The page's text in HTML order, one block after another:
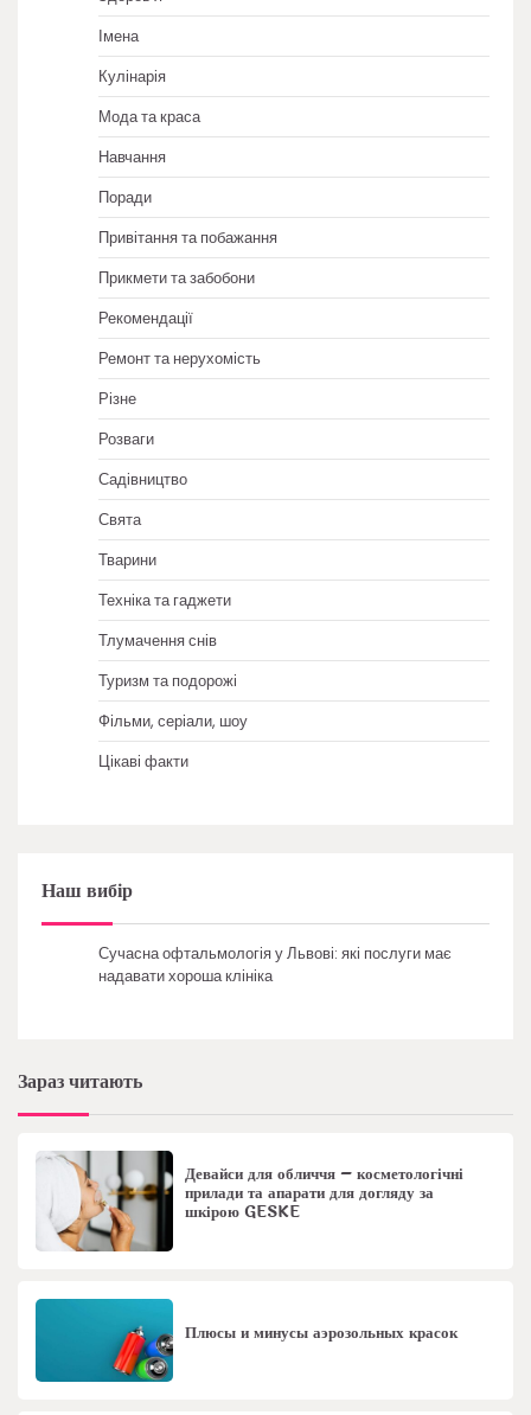
Імена
Кулінарія
Мода та краса
Навчання
Поради
Привітання та побажання
Прикмети та забобони
Рекомендації
Ремонт та нерухомість
Різне
Розваги
Садівництво
Свята
Тварини
Техніка та гаджети
Тлумачення снів
Туризм та подорожі
Фільми, серіали, шоу
Цікаві факти
Наш вибір
Сучасна офтальмологія у Львові: які послуги має
надавати хороша клініка
Зараз читають
Девайси для обличчя – косметологічні
прилади та апарати для догляду за
шкірою GESKE
Плюсы и минусы аэрозольных красок